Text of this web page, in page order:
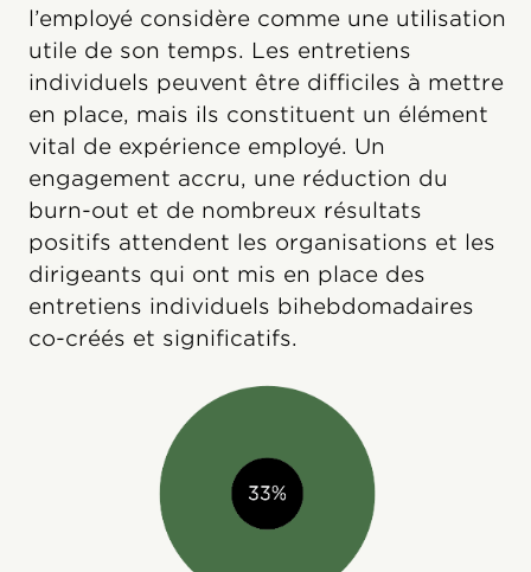
l’employé considère comme une utilisation
utile de son temps. Les entretiens
individuels peuvent être difficiles à mettre
en place, mais ils constituent un élément
vital de expérience employé. Un
engagement accru, une réduction du
burn-out et de nombreux résultats
positifs attendent les organisations et les
dirigeants qui ont mis en place des
entretiens individuels bihebdomadaires
co-créés et significatifs.